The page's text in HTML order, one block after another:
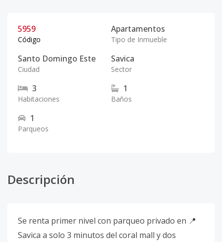
5959
Código
Apartamentos
Tipo de Inmueble
Santo Domingo Este
Ciudad
Savica
Sector
3
Habitaciones
1
Baños
1
Parqueos
Descripción
Se renta primer nivel con parqueo privado en 📍
Savica a solo 3 minutos del coral mall y dos